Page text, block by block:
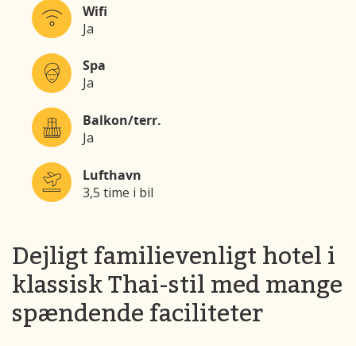
Wifi
Ja
Spa
Ja
Balkon/terr.
Ja
Lufthavn
3,5 time i bil
Dejligt familievenligt hotel i
klassisk Thai-stil med mange
spændende faciliteter